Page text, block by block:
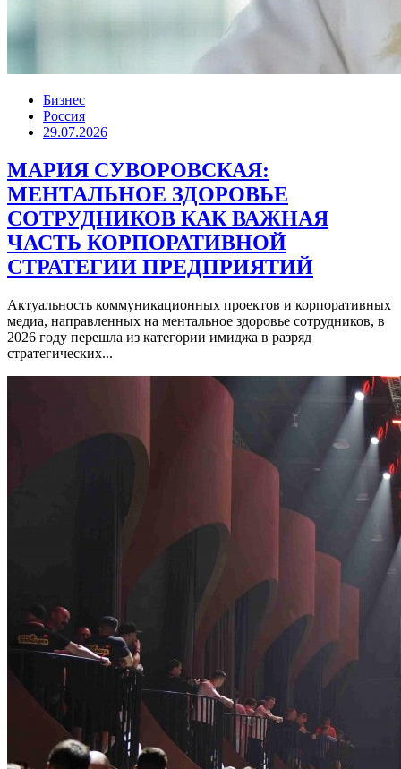
Бизнес
Россия
29.07.2026
МАРИЯ СУВОРОВСКАЯ:
МЕНТАЛЬНОЕ ЗДОРОВЬЕ
СОТРУДНИКОВ КАК ВАЖНАЯ
ЧАСТЬ КОРПОРАТИВНОЙ
СТРАТЕГИИ ПРЕДПРИЯТИЙ
Актуальность коммуникационных проектов и корпоративных
медиа, направленных на ментальное здоровье сотрудников, в
2026 году перешла из категории имиджа в разряд
стратегических...